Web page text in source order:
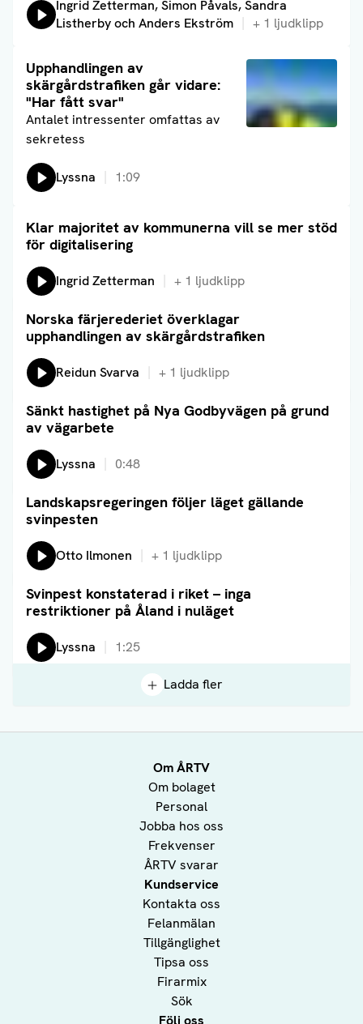
Lyssna på:
Ingrid Zetterman, Simon Påvals, Sandra
Listherby och Anders Ekström
+ 1 ljudklipp
Upphandlingen av
skärgårdstrafiken går vidare:
"Har fått svar"
Antalet intressenter omfattas av
sekretess
Läs artikel
Lyssna 1:09
Klar majoritet av kommunerna vill se mer stöd
för digitalisering
Läs artikel
Lyssna på:
Ingrid Zetterman + 1 ljudklipp
Norska färjerederiet överklagar
upphandlingen av skärgårdstrafiken
Läs artikel
Lyssna på:
Reidun Svarva + 1 ljudklipp
Sänkt hastighet på Nya Godbyvägen på grund
av vägarbete
Läs artikel
Lyssna 0:48
Landskapsregeringen följer läget gällande
svinpesten
Läs artikel
Lyssna på:
Otto Ilmonen + 1 ljudklipp
Svinpest konstaterad i riket – inga
restriktioner på Åland i nuläget
Läs artikel
Lyssna på:
Lyssna 1:25
Ladda fler
Om ÅRTV
Om bolaget
Personal
Jobba hos oss
Frekvenser
ÅRTV svarar
Kundservice
Kontakta oss
Felanmälan
Tillgänglighet
Tipsa oss
Firarmix
Sök